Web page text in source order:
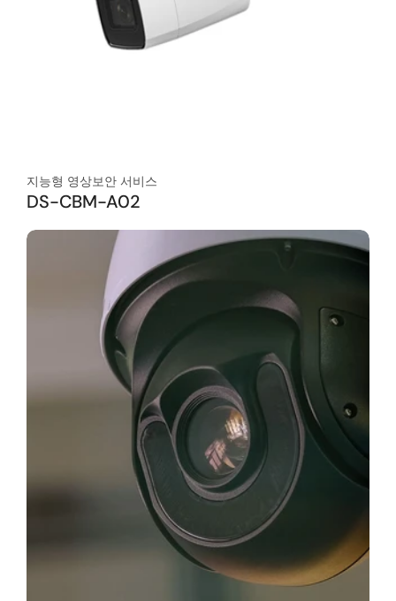
지능형 영상보안 서비스
DS-CBM-A02